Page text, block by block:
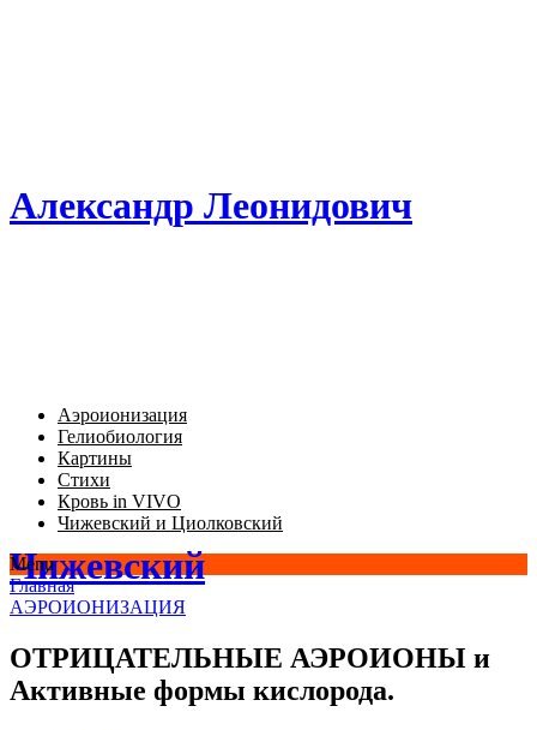
Александр Леонидович
Чижевский
Аэроионизация
Гелиобиология
Картины
Стихи
Кровь in VIVO
Чижевский и Циолковский
Menu
Главная
АЭРОИОНИЗАЦИЯ
ОТРИЦАТЕЛЬНЫЕ АЭРОИОНЫ и
Активные формы кислорода.